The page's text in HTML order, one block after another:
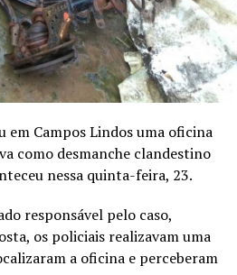
em Campos Lindos uma oficina
como desmanche clandestino
nessa quinta-feira, 23.
responsável pelo caso,
os policiais realizavam uma
a oficina e perceberam